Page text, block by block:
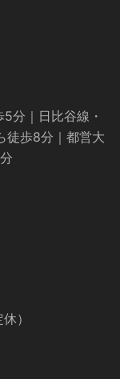
分｜日比谷線・
徒歩8分｜都営大
）